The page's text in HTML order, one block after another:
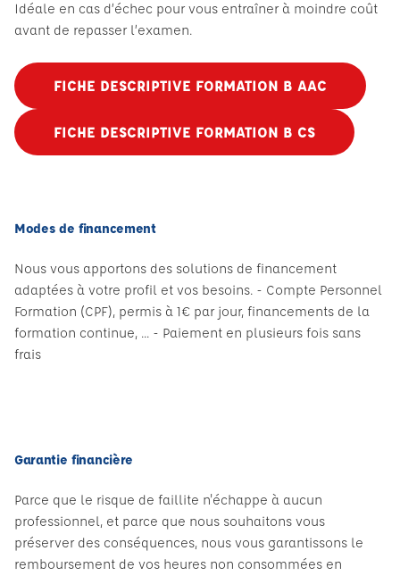
Idéale en cas d’échec pour vous entraîner à moindre coût
avant de repasser l’examen.
FICHE DESCRIPTIVE FORMATION B AAC
FICHE DESCRIPTIVE FORMATION B CS
Modes de financement
Nous vous apportons des solutions de financement
adaptées à votre profil et vos besoins. - Compte Personnel
Formation (CPF), permis à 1€ par jour, financements de la
formation continue, ... - Paiement en plusieurs fois sans
frais
Garantie financière
Parce que le risque de faillite n'échappe à aucun
professionnel, et parce que nous souhaitons vous
préserver des conséquences, nous vous garantissons le
remboursement de vos heures non consommées en